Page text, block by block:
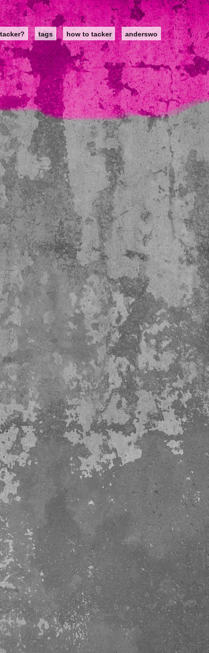
tags how to tacker anderswo